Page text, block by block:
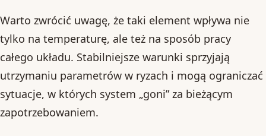
Warto zwrócić uwagę, że taki element wpływa nie
tylko na temperaturę, ale też na sposób pracy
całego układu. Stabilniejsze warunki sprzyjają
utrzymaniu parametrów w ryzach i mogą ograniczać
sytuacje, w których system „goni” za bieżącym
zapotrzebowaniem.